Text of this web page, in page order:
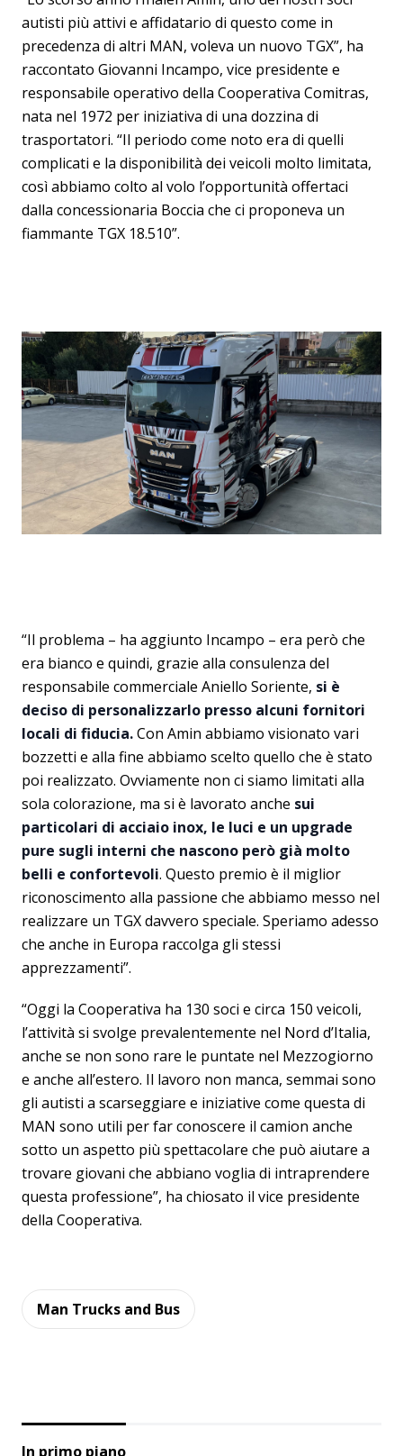
autisti più attivi e affidatario di questo come in
precedenza di altri MAN, voleva un nuovo TGX”, ha
raccontato Giovanni Incampo, vice presidente e
responsabile operativo della Cooperativa Comitras,
nata nel 1972 per iniziativa di una dozzina di
trasportatori. “Il periodo come noto era di quelli
complicati e la disponibilità dei veicoli molto limitata,
così abbiamo colto al volo l’opportunità offertaci
dalla concessionaria Boccia che ci proponeva un
fiammante TGX 18.510”.
“Il problema – ha aggiunto Incampo – era però che
era bianco e quindi, grazie alla consulenza del
responsabile commerciale Aniello Soriente, si è
deciso di personalizzarlo presso alcuni fornitori
locali di fiducia.Con Amin abbiamo visionato vari
bozzetti e alla fine abbiamo scelto quello che è stato
poi realizzato. Ovviamente non ci siamo limitati alla
sola colorazione, ma si è lavorato anche sui
particolari di acciaio inox, le luci e un upgrade
pure sugli interni che nascono però già molto
belli e confortevoli. Questo premio è il miglior
riconoscimento alla passione che abbiamo messo nel
realizzare un TGX davvero speciale. Speriamo adesso
che anche in Europa raccolga gli stessi
apprezzamenti”.
“Oggi la Cooperativa ha 130 soci e circa 150 veicoli,
l’attività si svolge prevalentemente nel Nord d’Italia,
anche se non sono rare le puntate nel Mezzogiorno
e anche all’estero. Il lavoro non manca, semmai sono
gli autisti a scarseggiare e iniziative come questa di
MAN sono utili per far conoscere il camion anche
sotto un aspetto più spettacolare che può aiutare a
trovare giovani che abbiano voglia di intraprendere
questa professione”, ha chiosato il vice presidente
della Cooperativa.
Man Trucks and Bus
In primo piano